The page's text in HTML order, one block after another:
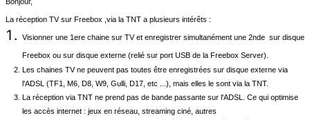
La réception TV sur Freebox ,via la TNT a plusieurs intérêts :
Visionner une 1ere chaine sur TV et enregistrer simultanément une 2nde sur disque
Freebox ou sur disque externe (relié sur port USB de la Freebox Server).
Les chaines TV ne peuvent pas toutes être enregistrées sur disque externe via
l'ADSL (TF1, M6, D8, W9, Gulli, D17, etc ...), mais elles le sont via la TNT.
La réception via TNT ne prend pas de bande passante sur l'ADSL. Ce qui optimise
les accès internet : jeux en réseau, streaming ciné, autres